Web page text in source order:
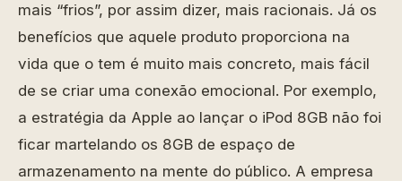
mais “frios”, por assim dizer, mais racionais. Já os
benefícios que aquele produto proporciona na
vida que o tem é muito mais concreto, mais fácil
de se criar uma conexão emocional. Por exemplo,
a estratégia da Apple ao lançar o iPod 8GB não foi
ficar martelando os 8GB de espaço de
armazenamento na mente do público. A empresa